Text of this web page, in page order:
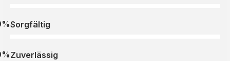
Sorgfältig
Zuverlässig